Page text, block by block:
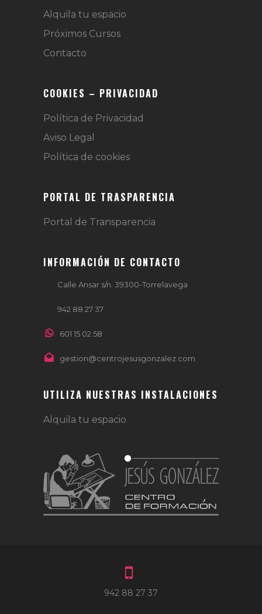
Alquila tu espacio
Próximos Cursos
Contacto
COOKIES – PRIVACIDAD
Política de Privacidad
Aviso Legal
Política de cookies
PORTAL DE TRASPARENCIA
Portal de Transparencia
INFORMACIÓN DE CONTACTO
Calle Ansar s/n. 39300-Torrelavega
942 88 27 37
601 15 02 58
gestion@centrojesusgonzalez.com
UTILIZA NUESTRAS INSTALACIONES
Alquila tu espacio
942 88 27 37